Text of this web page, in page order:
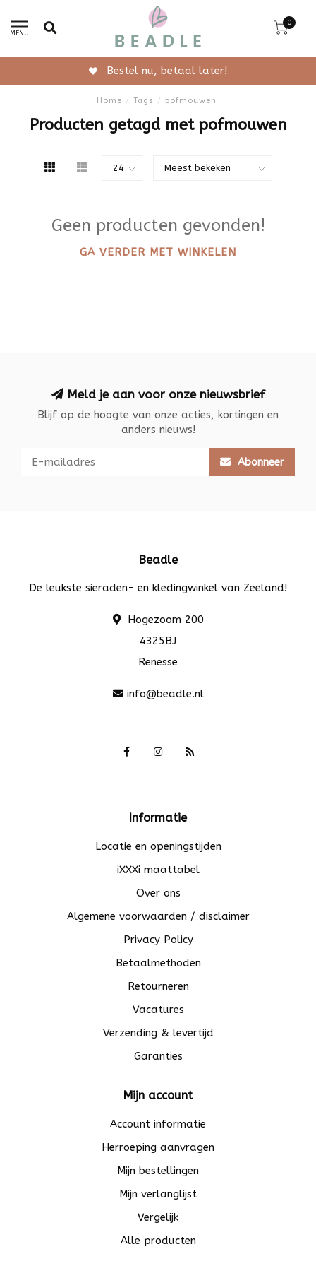
MENU
0
Bestel nu, betaal later!
Home / Tags / pofmouwen
Producten getagd met pofmouwen
Geen producten gevonden!
GA VERDER MET WINKELEN
Meld je aan voor onze nieuwsbrief
Blijf op de hoogte van onze acties, kortingen en
anders nieuws!
Abonneer
Beadle
De leukste sieraden- en kledingwinkel van Zeeland!
Hogezoom 200
4325BJ
Renesse
info@beadle.nl
Informatie
Locatie en openingstijden
iXXXi maattabel
Over ons
Algemene voorwaarden / disclaimer
Privacy Policy
Betaalmethoden
Retourneren
Vacatures
Verzending & levertijd
Garanties
Mijn account
Account informatie
Herroeping aanvragen
Mijn bestellingen
Mijn verlanglijst
Vergelijk
Alle producten